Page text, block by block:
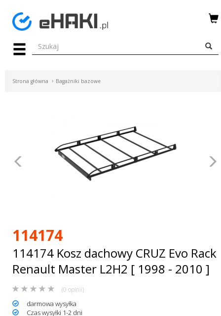
Menu
HAKI
BOXY
AKCESORIA
SPORTOWE
Turystyka
Strona główna Bagażniki bazowe
Poprzednie
114174
114174 Kosz dachowy CRUZ Evo Rack
Renault Master L2H2 [ 1998 - 2010 ]
(0 opinii)
darmowa wysyłka
Czas wysyłki 1-2 dni